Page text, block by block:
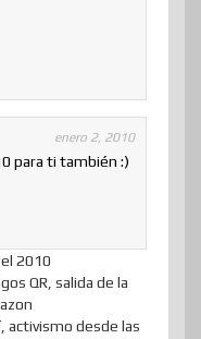
enero 2, 2010
para ti también :)
2010
QR, salida de la
activismo desde las